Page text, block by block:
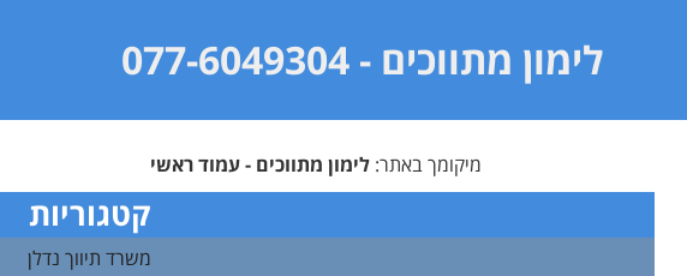
לימון מתווכים - 077-6049304
מיקומך באתר: לימון מתווכים - עמוד ראשי
קטגוריות
משרד תיווך נדלן